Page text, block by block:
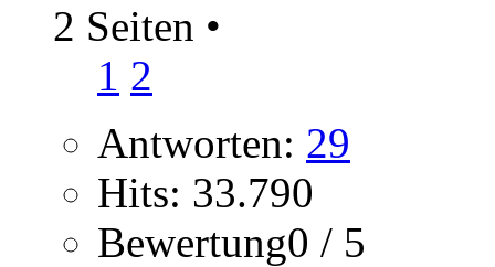
2 Seiten •
1 2
Antworten: 29
Hits: 33.790
Bewertung0 / 5